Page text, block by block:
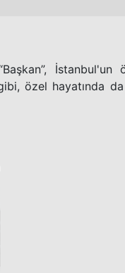
İstanbul'un
özel hayatında